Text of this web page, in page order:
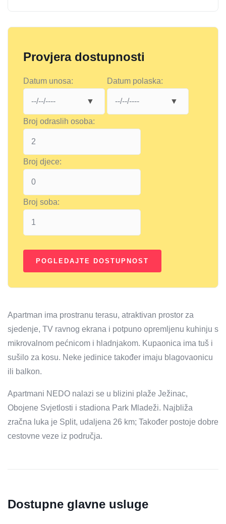
Provjera dostupnosti
Datum unosa: Datum polaska:
Broj odraslih osoba:
Broj djece:
Broj soba:
Apartman ima prostranu terasu, atraktivan prostor za
sjedenje, TV ravnog ekrana i potpuno opremljenu kuhinju s
mikrovalnom pećnicom i hladnjakom. Kupaonica ima tuš i
sušilo za kosu. Neke jedinice također imaju blagovaonicu
ili balkon.
Apartmani NEDO nalazi se u blizini plaže Ježinac,
Obojene Svjetlosti i stadiona Park Mladeži. Najbliža
zračna luka je Split, udaljena 26 km; Također postoje dobre
cestovne veze iz područja.
Dostupne glavne usluge